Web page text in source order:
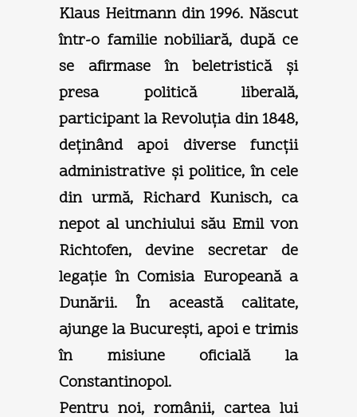
Klaus Heitmann din 1996. Născut
într-o familie nobiliară, după ce
se afirmase în beletristică şi
presa politică liberală,
participant la Revoluţia din 1848,
deţinând apoi diverse funcţii
administrative şi politice, în cele
din urmă, Richard Kunisch, ca
nepot al unchiului său Emil von
Richtofen, devine secretar de
legaţie în Comisia Europeană a
Dunării. În această calitate,
ajunge la Bucureşti, apoi e trimis
în misiune oficială la
Constantinopol.
Pentru noi, românii, cartea lui